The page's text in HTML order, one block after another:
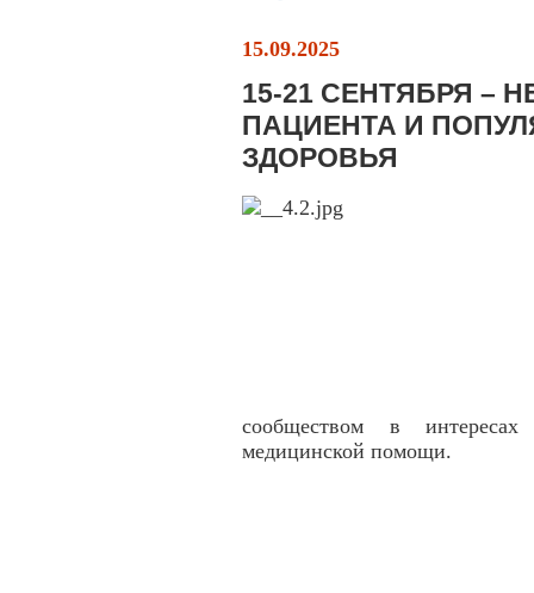
15.09.2025
15-21 СЕНТЯБРЯ –
ПАЦИЕНТА И
ЗДОРОВЬЯ
сообществом в интересах
медицинской помощи.